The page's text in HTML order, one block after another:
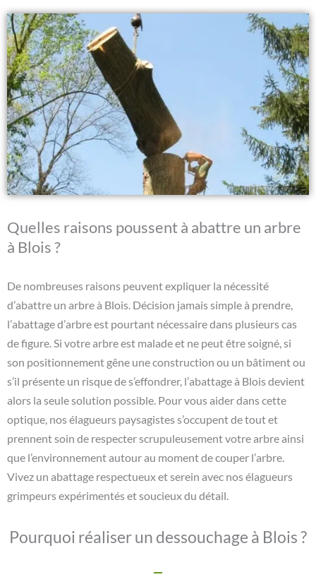
Quelles raisons poussent à abattre un arbre
à Blois ?
De nombreuses raisons peuvent expliquer la nécessité
d’abattre un arbre à Blois. Décision jamais simple à prendre,
l’abattage d’arbre est pourtant nécessaire dans plusieurs cas
de figure. Si votre arbre est malade et ne peut être soigné, si
son positionnement gêne une construction ou un bâtiment ou
s’il présente un risque de s’effondrer, l’abattage à Blois devient
alors la seule solution possible. Pour vous aider dans cette
optique, nos élagueurs paysagistes s’occupent de tout et
prennent soin de respecter scrupuleusement votre arbre ainsi
que l’environnement autour au moment de couper l’arbre.
Vivez un abattage respectueux et serein avec nos élagueurs
grimpeurs expérimentés et soucieux du détail.
Pourquoi réaliser un dessouchage à Blois ?